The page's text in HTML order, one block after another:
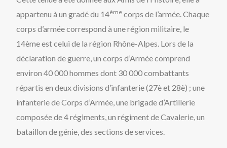
appartenu à un gradé du 14ème corps de l’armée. Chaque
corps d’armée correspond à une région militaire, le
14ème est celui de la région Rhône-Alpes. Lors de la
déclaration de guerre, un corps d’Armée comprend
environ 40 000 hommes dont 30 000 combattants
répartis en deux divisions d’infanterie (27è et 28è) ; une
infanterie de Corps d’Armée, une brigade d’Artillerie
composée de 4 régiments, un régiment de Cavalerie, un
bataillon de génie, des sections de services.